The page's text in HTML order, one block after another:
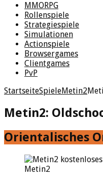
MMORPG
Rollenspiele
Strategiespiele
Simulationen
Actionspiele
Browsergames
Clientgames
PvP
StartseiteSpieleMetin2
Metin2:
Orientalisches
Metin2